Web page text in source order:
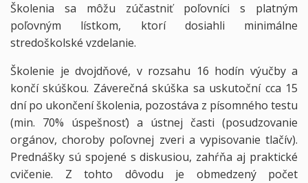
Školenia sa môžu zúčastniť poľovníci s platným
poľovným lístkom, ktorí dosiahli minimálne
stredoškolské vzdelanie.
Školenie je dvojdňové, v rozsahu 16 hodín výučby a
končí skúškou. Záverečná skúška sa uskutoční cca 15
dní po ukončení školenia, pozostáva z písomného testu
(min. 70% úspešnosť) a ústnej časti (posudzovanie
orgánov, choroby poľovnej zveri a vypisovanie tlačív).
Prednášky sú spojené s diskusiou, zahŕňa aj praktické
cvičenie. Z tohto dôvodu je obmedzený počet